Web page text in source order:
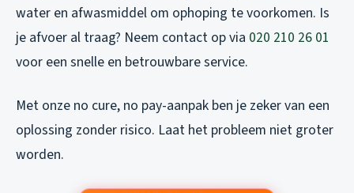
water en afwasmiddel om ophoping te voorkomen. Is
je afvoer al traag? Neem contact op via 020 210 26 01
voor een snelle en betrouwbare service.
Met onze no cure, no pay-aanpak ben je zeker van een
oplossing zonder risico. Laat het probleem niet groter
worden.